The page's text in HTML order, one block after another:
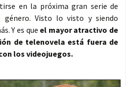
en la próxima gran serie de
Visto lo visto y siendo
Y es que el mayor atractivo de
de telenovela está fuera de
los videojuegos.